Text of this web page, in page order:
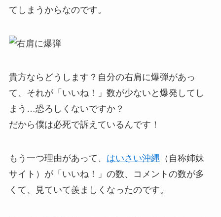
てしまうからなのです。
貴方ならどうします？自分の右肩に爆弾があっ
て、それが「いいね！」数が少ないと爆発してし
まう…恐ろしくないですか？
だから僕は必死で訴えているんです！
もう一つ理由があって、 はいさい沖縄 （自称姉妹
サイト）が「いいね！」の数、コメントの数が多
くて、見ていて羨ましくなったのです。